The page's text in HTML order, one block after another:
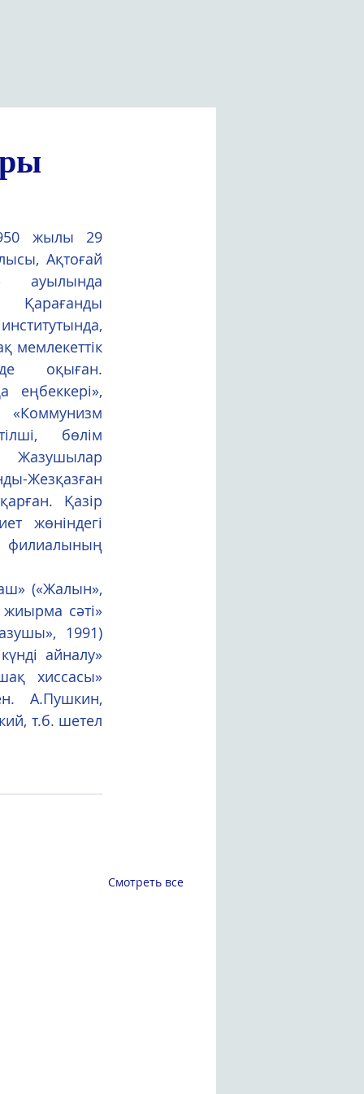
жылы 29
Ақтоғай
ауылында
мемлекеттік
оқыған.
еңбеккері»,
бөлім
Жазушылар
Қазір
жөніндегі
филиалының
сәті»
1991)
айналу»
хиссасы»
А.Пушкин,
т.б. шетел
Смотреть все